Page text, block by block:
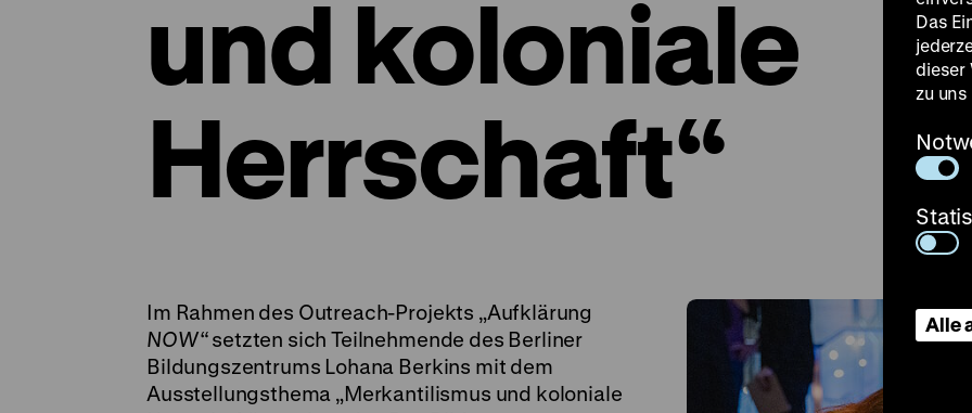
und koloniale
Herrschaft“
Im Rahmen des Outreach-Projekts „Aufklärung
NOW“setzten sich Teilnehmende des Berliner
Bildungszentrums Lohana Berkins mit dem
Ausstellungsthema „Merkantilismus und koloniale
Das
dieser
zu uns
Alle